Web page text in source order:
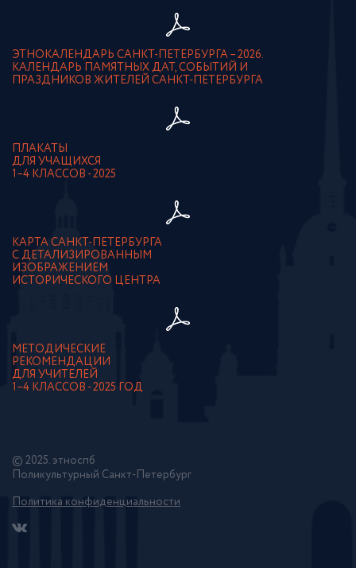
ЭТНОКАЛЕНДАРЬ САНКТ-ПЕТЕРБУРГА – 2026.
КАЛЕНДАРЬ ПАМЯТНЫХ ДАТ, СОБЫТИЙ И
ПРАЗДНИКОВ ЖИТЕЛЕЙ САНКТ-ПЕТЕРБУРГА
ПЛАКАТЫ
ДЛЯ УЧАЩИХСЯ
1–4 КЛАССОВ - 2025
КАРТА САНКТ-ПЕТЕРБУРГА
С ДЕТАЛИЗИРОВАННЫМ
ИЗОБРАЖЕНИЕМ
ИСТОРИЧЕСКОГО ЦЕНТРА
МЕТОДИЧЕСКИЕ
РЕКОМЕНДАЦИИ
ДЛЯ УЧИТЕЛЕЙ
1–4 КЛАССОВ - 2025 ГОД
© 2025. этноспб
Поликультурный Санкт-Петербург
Политика конфиденциальности